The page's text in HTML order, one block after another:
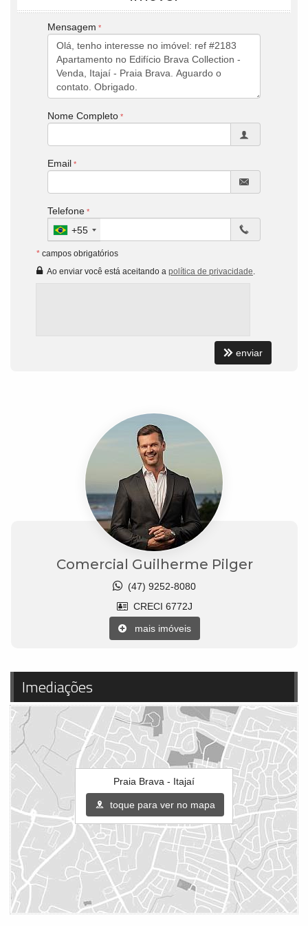
Mensagem
Nome Completo
Email
Telefone
+55
* campos obrigatórios
Ao enviar você está aceitando a política de privacidade.
enviar
Comercial Guilherme Pilger
(47) 9252-8080
CRECI 6772J
mais imóveis
Imediações
Praia Brava - Itajaí
toque para ver no mapa